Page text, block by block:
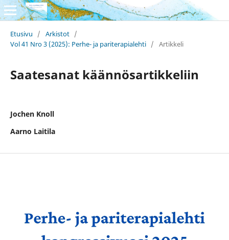
Etusivu / Arkistot /
Vol 41 Nro 3 (2025): Perhe- ja pariterapialehti / Artikkeli
Saatesanat käännösartikkeliin
Jochen Knoll
Aarno Laitila